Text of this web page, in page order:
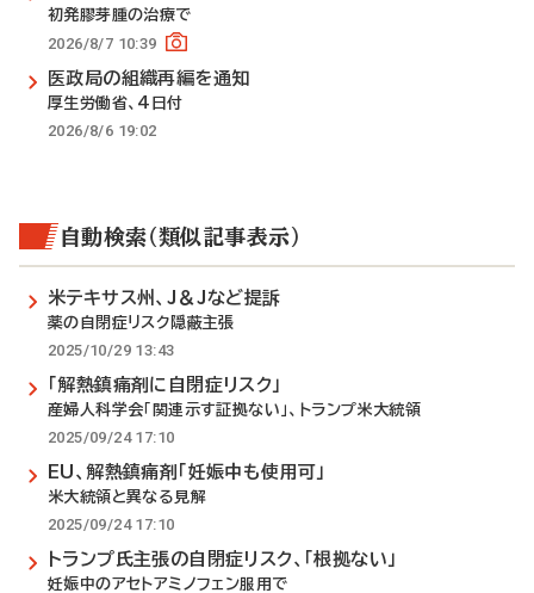
初発膠芽腫の治療で
2026/8/7 10:39
医政局の組織再編を通知
厚生労働省、4日付
2026/8/6 19:02
自動検索（類似記事表示）
米テキサス州、J＆Jなど提訴
薬の自閉症リスク隠蔽主張
2025/10/29 13:43
「解熱鎮痛剤に自閉症リスク」
産婦人科学会「関連示す証拠ない」、トランプ米大統領
2025/09/24 17:10
EU、解熱鎮痛剤「妊娠中も使用可」
米大統領と異なる見解
2025/09/24 17:10
トランプ氏主張の自閉症リスク、「根拠ない」
妊娠中のアセトアミノフェン服用で